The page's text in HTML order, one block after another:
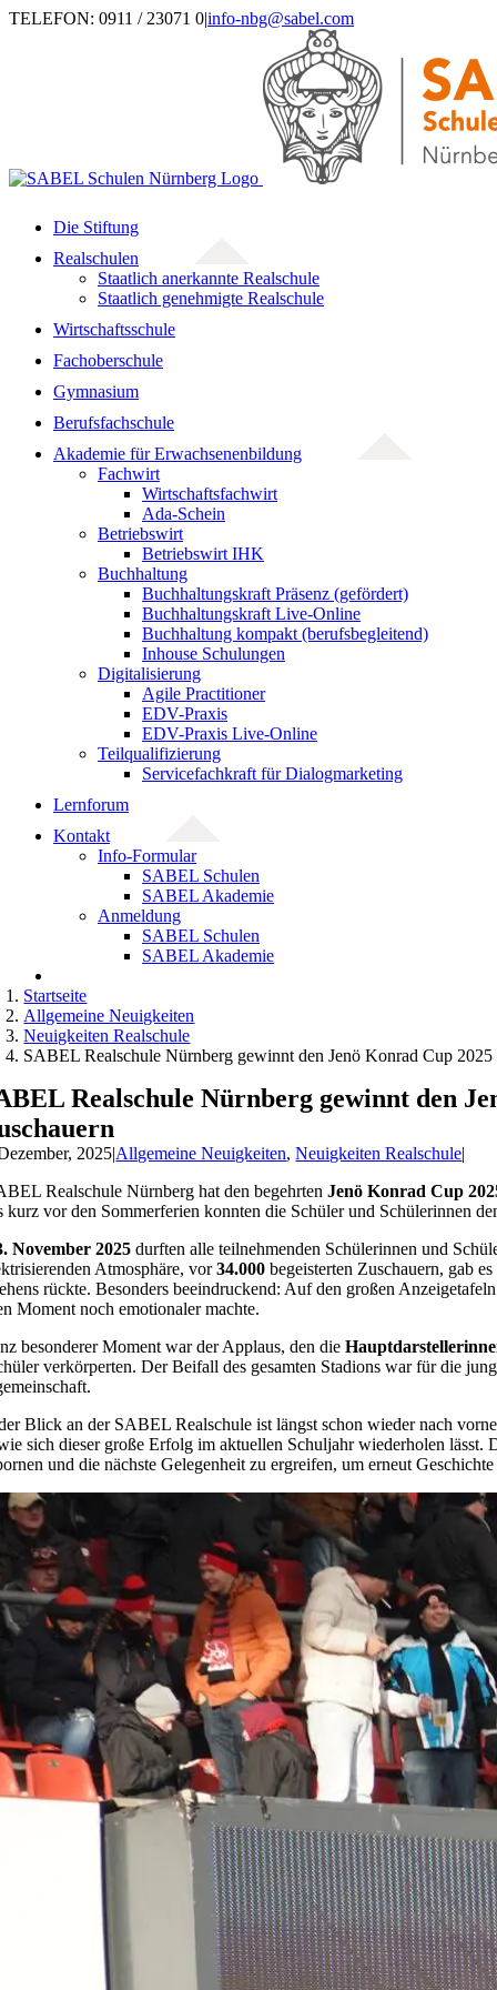
Zum
TELEFON: 0911 / 23071 0|info-nbg@sabel.com
Die Stiftung
Realschulen
Staatlich anerkannte Realschule
Staatlich genehmigte Realschule
Wirtschaftsschule
Fachoberschule
Gymnasium
Berufsfachschule
Akademie für Erwachsenenbildung
Fachwirt
Wirtschaftsfachwirt
Ada-Schein
Betriebswirt
Betriebswirt IHK
Buchhaltung
Buchhaltungskraft Präsenz (gefördert)
Buchhaltungskraft Live-Online
Buchhaltung kompakt (berufsbegleitend)
Inhouse Schulungen
Digitalisierung
Agile Practitioner
EDV-Praxis
EDV-Praxis Live-Online
Teilqualifizierung
Servicefachkraft für Dialogmarketing
Lernforum
Kontakt
Info-Formular
SABEL Schulen
SABEL Akademie
Anmeldung
SABEL Schulen
SABEL Akademie
Startseite
Allgemeine Neuigkeiten
Neuigkeiten Realschule
SABEL Realschule Nürnberg gewinnt den Jenö Konrad Cup
Realschule Nürnberg gewinnt den
2025|Allgemeine Neuigkeiten,Neuigkeiten Realschule|
Realschule Nürnberg hat den begehrten Jenö Konrad Cup
kurz vor den Sommerferien konnten die Schüler und Schülerinnen
November 2025durften alle teilnehmenden Schülerinnen und
Atmosphäre, vor34.000begeisterten Zuschauern, gab
rückte. Besonders beeindruckend: Auf den großen
Moment noch emotionaler machte.
besonderer Moment war der Applaus, den die
verkörperten. Der Beifall des gesamten Stadions war für die
Blick an der SABEL Realschule ist längst schon wieder nach
sich dieser große Erfolg im aktuellen Schuljahr wiederholen
und die nächste Gelegenheit zu ergreifen, um erneut